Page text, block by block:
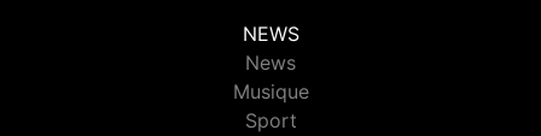
NEWS
News
Musique
Sport